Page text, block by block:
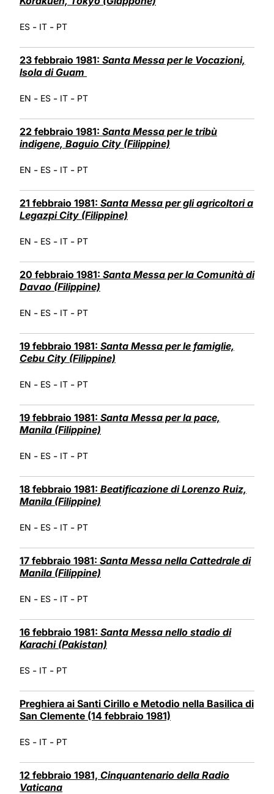
ES - IT - PT
23 febbraio 1981: Santa Messa per le Vocazioni,
Isola di Guam
EN - ES - IT - PT
22 febbraio 1981: Santa Messa per le tribù
indigene, Baguio City (Filippine)
EN - ES - IT - PT
21 febbraio 1981: Santa Messa per gli agricoltori a
Legazpi City (Filippine)
EN - ES - IT - PT
20 febbraio 1981: Santa Messa per la Comunità di
Davao (Filippine)
EN - ES - IT - PT
19 febbraio 1981: Santa Messa per le famiglie,
Cebu City (Filippine)
EN - ES - IT - PT
19 febbraio 1981: Santa Messa per la pace,
Manila (Filippine)
EN - ES - IT - PT
18 febbraio 1981: Beatificazione di Lorenzo Ruiz,
Manila (Filippine)
EN - ES - IT - PT
17 febbraio 1981: Santa Messa nella Cattedrale di
Manila (Filippine)
EN - ES - IT - PT
16 febbraio 1981: Santa Messa nello stadio di
Karachi (Pakistan)
ES - IT - PT
Preghiera ai Santi Cirillo e Metodio nella Basilica di
San Clemente (14 febbraio 1981)
ES - IT - PT
12 febbraio 1981, Cinquantenario della Radio
Vaticana